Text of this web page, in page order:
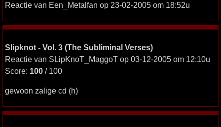
Reactie van Een_Metalfan op 23-02-2005 om 18:52u
Slipknot - Vol. 3 (The Subliminal Verses)
Reactie van SLipKnoT_MaggoT op 03-12-2005 om 12:10u
Score: 100 / 100
gewoon zalige cd (h)